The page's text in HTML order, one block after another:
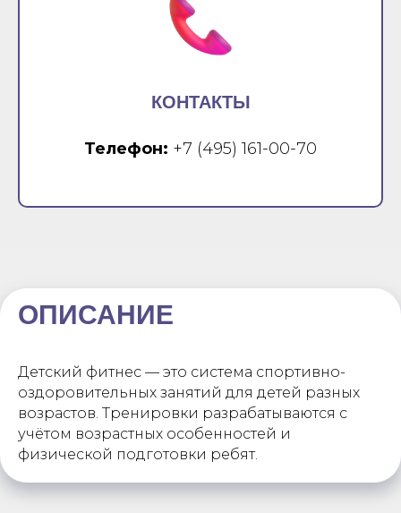
КОНТАКТЫ
Телефон: +7 (495) 161-00-70
ОПИСАНИЕ
Детский фитнес — это система спортивно-
оздоровительных занятий для детей разных
возрастов. Тренировки разрабатываются с
учётом возрастных особенностей и
физической подготовки ребят.